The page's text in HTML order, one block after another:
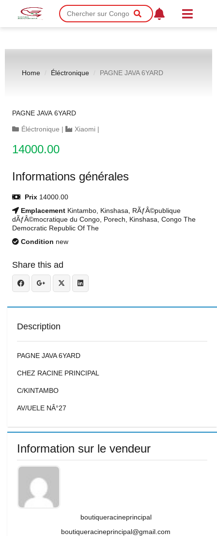
Home Éléctronique PAGNE JAVA 6YARD
PAGNE JAVA 6YARD
Éléctronique | Xiaomi |
14000.00
Informations générales
Prix 14000.00
Emplacement Kintambo, Kinshasa, RÃƒÂ©publique
dÃƒÂ©mocratique du Congo, Porech, Kinshasa, Congo The
Democratic Republic Of The
Condition new
Share this ad
Description
PAGNE JAVA 6YARD
CHEZ RACINE PRINCIPAL
C/KINTAMBO
AV/UELE NÂ°27
Information sur le vendeur
boutiqueracineprincipal
boutiqueracineprincipal@gmail.com